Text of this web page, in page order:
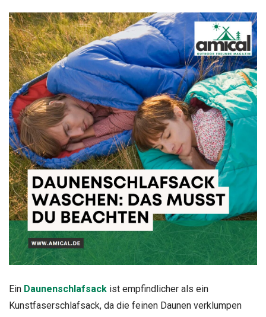
Ein Daunenschlafsack ist empfindlicher als ein
Kunstfaserschlafsack, da die feinen Daunen verklumpen